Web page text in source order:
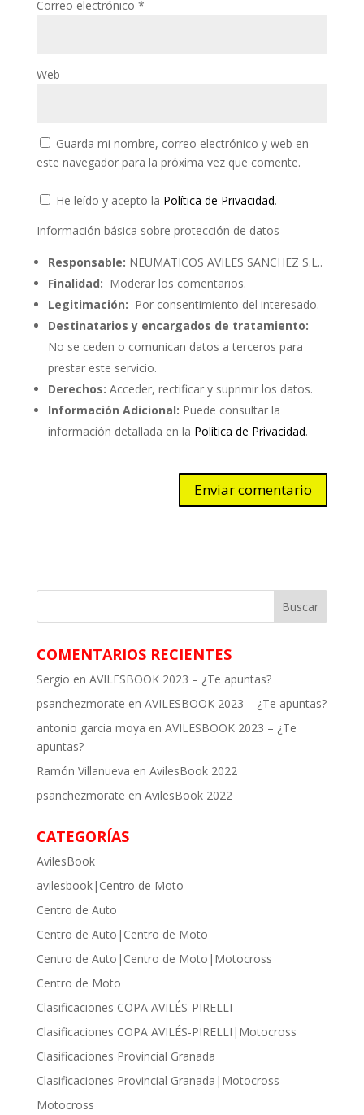
Correo electrónico *
Web
Guarda mi nombre, correo electrónico y web en
este navegador para la próxima vez que comente.
He leído y acepto la Política de Privacidad.
Información básica sobre protección de datos
Responsable: NEUMATICOS AVILES SANCHEZ S.L..
Finalidad: Moderar los comentarios.
Legitimación: Por consentimiento del interesado.
Destinatarios y encargados de tratamiento:
No se ceden o comunican datos a terceros para
prestar este servicio.
Derechos: Acceder, rectificar y suprimir los datos.
Información Adicional: Puede consultar la
información detallada en la Política de Privacidad.
COMENTARIOS RECIENTES
Sergio en AVILESBOOK 2023 – ¿Te apuntas?
psanchezmorate en AVILESBOOK 2023 – ¿Te apuntas?
antonio garcia moya en AVILESBOOK 2023 – ¿Te
apuntas?
Ramón Villanueva en AvilesBook 2022
psanchezmorate en AvilesBook 2022
CATEGORÍAS
AvilesBook
avilesbook|Centro de Moto
Centro de Auto
Centro de Auto|Centro de Moto
Centro de Auto|Centro de Moto|Motocross
Centro de Moto
Clasificaciones COPA AVILÉS-PIRELLI
Clasificaciones COPA AVILÉS-PIRELLI|Motocross
Clasificaciones Provincial Granada
Clasificaciones Provincial Granada|Motocross
Motocross